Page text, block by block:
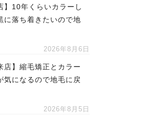
】10年くらいカラーし
に落ち着きたいので地
2026年8月6日
店】縮毛矯正とカラー
気になるので地毛に戻
2026年8月5日